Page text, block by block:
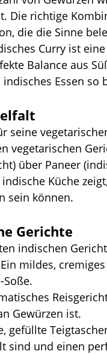
Die richtige
die die Sinne
Curry ist
Balance aus
Essen so
seine
vegetarischen
über Paneer
Küche
sein können.
Gerichte
indischen
Ein mildes,
Soße.
Gewürzen ist.
gefüllte
sind und einen